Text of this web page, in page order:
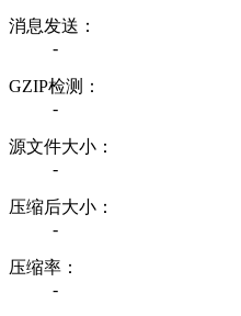
消息发送：
-
GZIP检测：
-
源文件大小：
-
压缩后大小：
-
压缩率：
-